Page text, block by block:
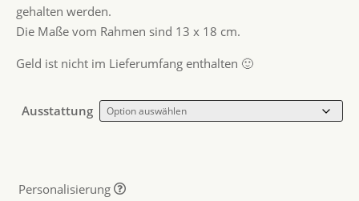
gehalten werden.
Die Maße vom Rahmen sind 13 x 18 cm.
Geld ist nicht im Lieferumfang enthalten 🙂
Ausstattung
Personalisierung